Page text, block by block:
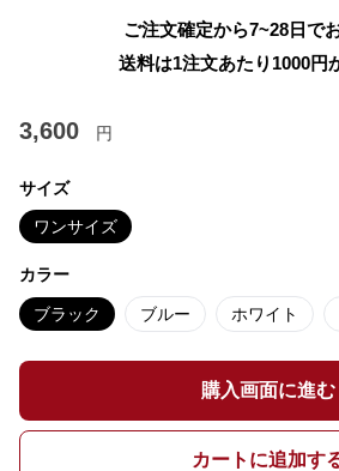
ご注文確定から7~28日で
送料は1注文あたり 1000円
3,600 円
サイズ
ワンサイズ
カラー
ブラック ブルー ホワイト
購入画面に進む
カートに追加す